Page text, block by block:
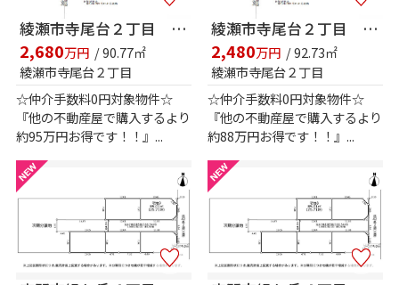
綾瀬市寺尾台２丁目 売地 全２区画【仲介手数料無料】
2,680万円 / 90.77㎡
綾瀬市寺尾台２丁目
☆仲介手数料0円対象物件☆
『他の不動産屋で購入するより
約95万円お得です！！』...
綾瀬市寺尾台２丁目 売地 全２区画【仲介手数料無料】
2,480万円 / 92.73㎡
綾瀬市寺尾台２丁目
☆仲介手数料0円対象物件☆
『他の不動産屋で購入するより
約88万円お得です！！』...